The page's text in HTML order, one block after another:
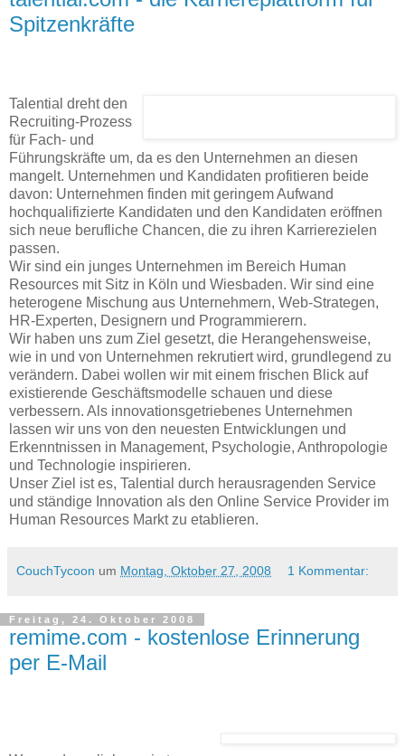
Spitzenkräfte
Talential dreht den
Recruiting-Prozess
für Fach- und
Führungskräfte um, da es den Unternehmen an diesen
mangelt. Unternehmen und Kandidaten profitieren beide
davon: Unternehmen finden mit geringem Aufwand
hochqualifizierte Kandidaten und den Kandidaten eröffnen
sich neue berufliche Chancen, die zu ihren Karrierezielen
passen.
Wir sind ein junges Unternehmen im Bereich Human
Resources mit Sitz in Köln und Wiesbaden. Wir sind eine
heterogene Mischung aus Unternehmern, Web-Strategen,
HR-Experten, Designern und Programmierern.
Wir haben uns zum Ziel gesetzt, die Herangehensweise,
wie in und von Unternehmen rekrutiert wird, grundlegend zu
verändern. Dabei wollen wir mit einem frischen Blick auf
existierende Geschäftsmodelle schauen und diese
verbessern. Als innovationsgetriebenes Unternehmen
lassen wir uns von den neuesten Entwicklungen und
Erkenntnissen in Management, Psychologie, Anthropologie
und Technologie inspirieren.
Unser Ziel ist es, Talential durch herausragenden Service
und ständige Innovation als den Online Service Provider im
Human Resources Markt zu etablieren.
CouchTycoon um Montag, Oktober 27, 2008 1 Kommentar:
Freitag, 24. Oktober 2008
remime.com - kostenlose Erinnerung
per E-Mail